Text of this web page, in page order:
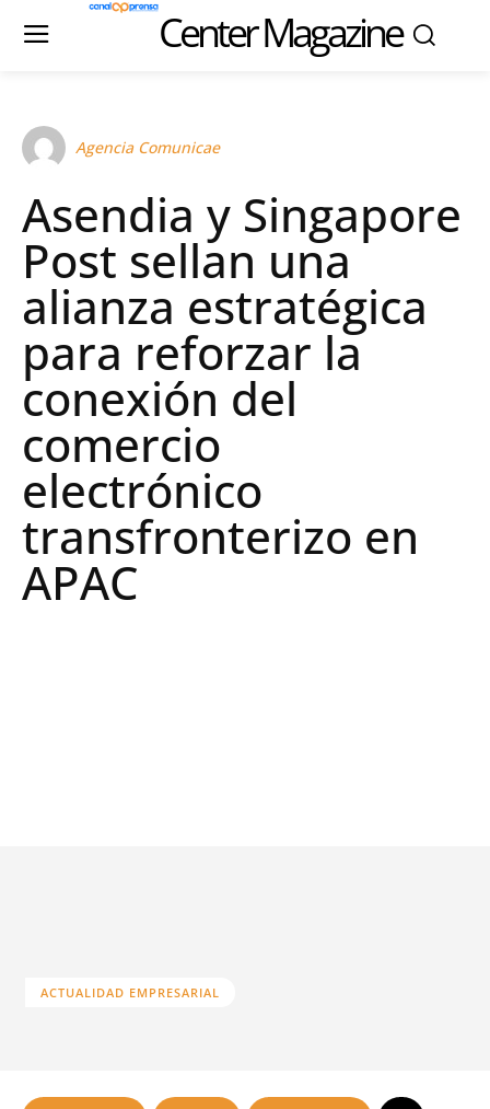
Center Magazine
Agencia Comunicae
Asendia y Singapore
Post sellan una
alianza estratégica
para reforzar la
conexión del
comercio
electrónico
transfronterizo en
APAC
ACTUALIDAD EMPRESARIAL